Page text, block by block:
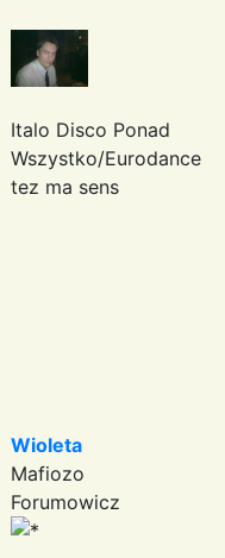
Italo Disco Ponad
Wszystko/Eurodance
tez ma sens
Wioleta
Mafiozo
Forumowicz